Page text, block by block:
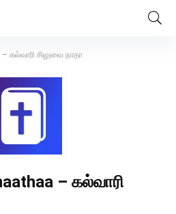
கல்வாரி சிலுவை நாதா
– கல்வாரி